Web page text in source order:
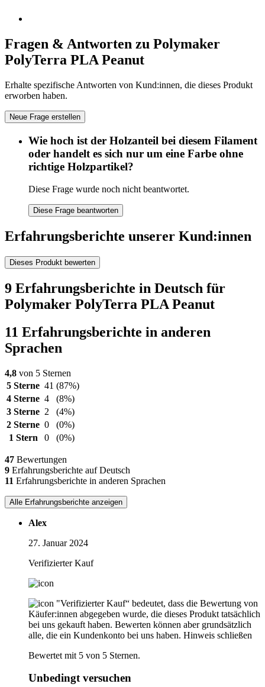
Fragen & Antworten zu Polymaker
PolyTerra PLA Peanut
Erhalte spezifische Antworten von Kund:innen, die dieses Produkt
erworben haben.
Neue Frage erstellen
Wie hoch ist der Holzanteil bei diesem Filament
oder handelt es sich nur um eine Farbe ohne
richtige Holzpartikel?
Diese Frage wurde noch nicht beantwortet.
Diese Frage beantworten
Erfahrungsberichte unserer Kund:innen
Dieses Produkt bewerten
9 Erfahrungsberichte in Deutsch für
Polymaker PolyTerra PLA Peanut
11 Erfahrungsberichte in anderen
Sprachen
4,8 von 5 Sternen
5 Sterne 41 (87%)
4 Sterne 4
(8%)
3 Sterne 2
(4%)
2 Sterne 0
(0%)
1 Stern
0 (0%)
47 Bewertungen
9 Erfahrungsberichte auf Deutsch
11 Erfahrungsberichte in anderen Sprachen
Alle Erfahrungsberichte anzeigen
Alex
27. Januar 2024
Verifizierter Kauf
"Verifizierter Kauf“ bedeutet, dass die Bewertung von
Käufer:innen abgegeben wurde, die dieses Produkt tatsächlich
bei uns gekauft haben. Bewerten können aber grundsätzlich
alle, die ein Kundenkonto bei uns haben. Hinweis schließen
Bewertet mit 5 von 5 Sternen.
Unbedingt versuchen